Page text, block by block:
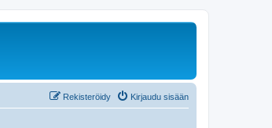
Kirjaudu sisään
Rekisteröidy